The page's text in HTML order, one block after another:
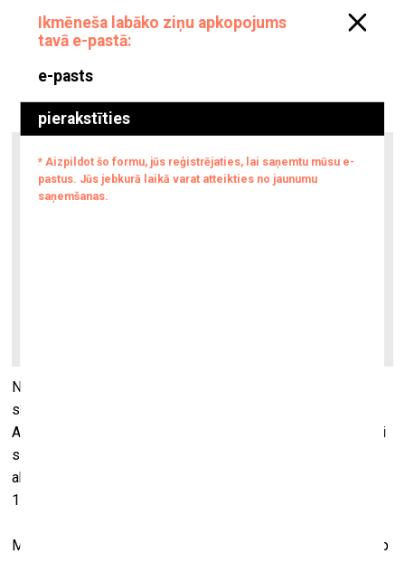
Aleksandra Brežes personālizstāde “Threshold”
16. janvāris–15. februāris
No 16. janvāra līdz 15. februārim galerijā “ASNI” būs
skatāma Aleksandra Brežes personālizstāde “Threshold”.
Aleksandra Brežes līdzšinējā mākslinieciskā prakse ir cieši
saistīta ar digitālās vides izpēti un trīsdimensionālu
abstrakciju veidošanu, kurās jūtamas atsauces uz
1990. gadu vizuālo estētiku un virtuālās telpas utopijām.
Mākslinieka jaunākā darbu sērija iezīmē robežstāvokli starp